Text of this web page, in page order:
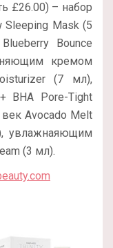
£26.00) – набор
Sleeping Mask (5
Bounce
кремом
(7 мл),
BHA Pore-Tight
Avocado Melt
увлажнаяющим
(3 мл).